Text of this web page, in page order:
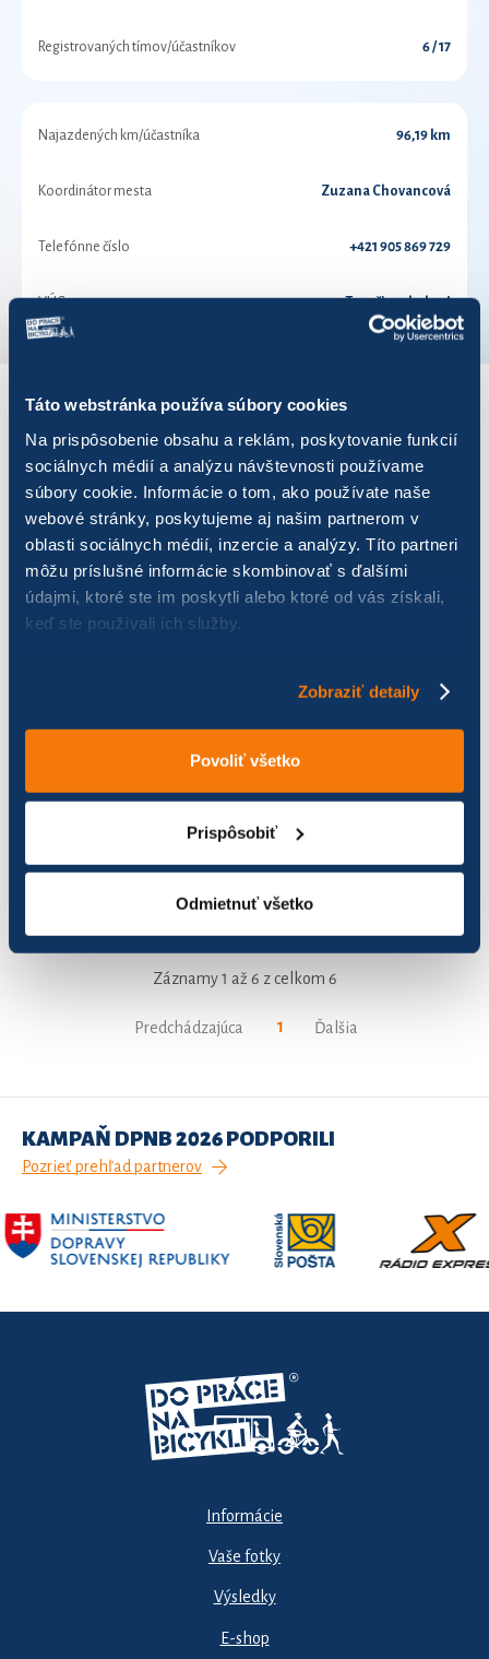
Táto webstránka používa súbory cookies
Na prispôsobenie obsahu a reklám, poskytovanie funkcií
sociálnych médií a analýzu návštevnosti používame
súbory cookie. Informácie o tom, ako používate naše
webové stránky, poskytujeme aj našim partnerom v
oblasti sociálnych médií, inzercie a analýzy. Títo partneri
môžu príslušné informácie skombinovať s ďalšími
údajmi, ktoré ste im poskytli alebo ktoré od vás získali,
keď ste používali ich služby.
Zobraziť detaily
Povoliť všetko
Prispôsobiť
Odmietnuť všetko
Registrovaných tímov/účastníkov 6 / 17
Najazdených km/účastníka 96,19 km
Koordinátor mesta Zuzana Chovancová
Telefónne číslo +421 905 869 729
VÚC Trenčiansky kraj
VÝSLEDKY PRE ROK 2024
Zobraziť výsledkov
Názov Počet jázd
85
Nemšovské turbá 58 46,56
Záznamy 1 až 6 z celkom 6
Predchádzajúca 1 Ďalšia
KAMPAŇ DPNB 2026 PODPORILI
Pozrieť prehľad partnerov
Informácie
Vaše fotky
Výsledky
E-shop